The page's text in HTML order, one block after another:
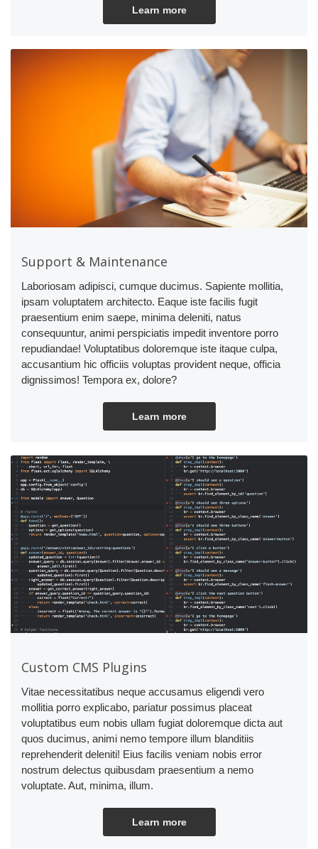
Learn more
Support & Maintenance
Laboriosam adipisci, cumque ducimus. Sapiente mollitia,
ipsam voluptatem architecto. Eaque iste facilis fugit
praesentium enim saepe, minima deleniti, natus
consequuntur, animi perspiciatis impedit inventore porro
repudiandae! Voluptatibus doloremque iste itaque culpa,
accusantium hic officiis voluptas provident neque, officia
dignissimos! Tempora ex, dolore?
Learn more
Custom CMS Plugins
Vitae necessitatibus neque accusamus eligendi vero
mollitia porro explicabo, pariatur possimus placeat
voluptatibus eum nobis ullam fugiat doloremque dicta aut
quos ducimus, animi nemo tempore illum blanditiis
reprehenderit deleniti! Eius facilis veniam nobis error
nostrum delectus quibusdam praesentium a nemo
voluptate. Aut, minima, illum.
Learn more